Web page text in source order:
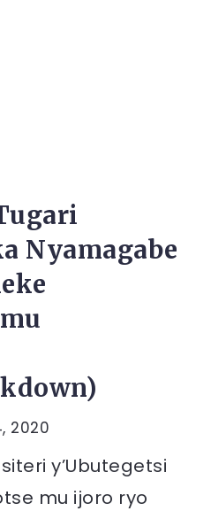
Nyamagabe
2020
y’Ubutegetsi
mu ijoro ryo